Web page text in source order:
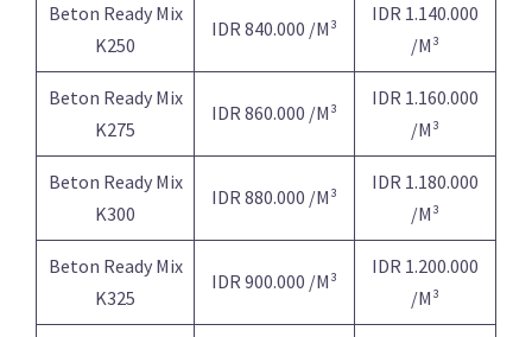
Beton Ready Mix
K250
IDR 840.000 /M³
IDR 1.140.000
/M³
Beton Ready Mix
K275
IDR 860.000 /M³
IDR 1.160.000
/M³
Beton Ready Mix
K300
IDR 880.000 /M³
IDR 1.180.000
/M³
Beton Ready Mix
K325
IDR 900.000 /M³
IDR 1.200.000
/M³